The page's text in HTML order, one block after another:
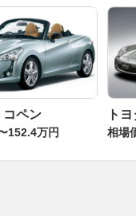
コペン
152.4万円
ト
相場